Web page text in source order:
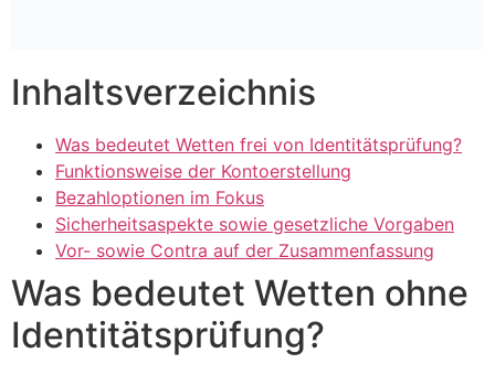
Inhaltsverzeichnis
Was bedeutet Wetten frei von Identitätsprüfung?
Funktionsweise der Kontoerstellung
Bezahloptionen im Fokus
Sicherheitsaspekte sowie gesetzliche Vorgaben
Vor- sowie Contra auf der Zusammenfassung
Was bedeutet Wetten ohne
Identitätsprüfung?